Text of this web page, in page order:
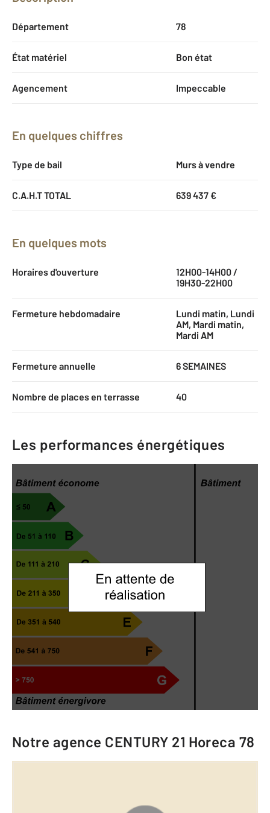
Département 78
État matériel Bon état
Agencement Impeccable
En quelques chiffres
Type de bail Murs à vendre
C.A.H.T TOTAL 639 437 €
En quelques mots
Horaires d'ouverture
12H00-14H00 /
19H30-22H00
Fermeture hebdomadaire
Lundi matin, Lundi
AM, Mardi matin,
Mardi AM
Fermeture annuelle 6 SEMAINES
Nombre de places en terrasse 40
Les performances énergétiques
Notre agence CENTURY 21 Horeca 78